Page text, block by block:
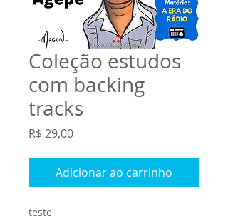
Coleção estudos
com backing
tracks
R$ 29,00Preço
Adicionar ao carrinho
teste